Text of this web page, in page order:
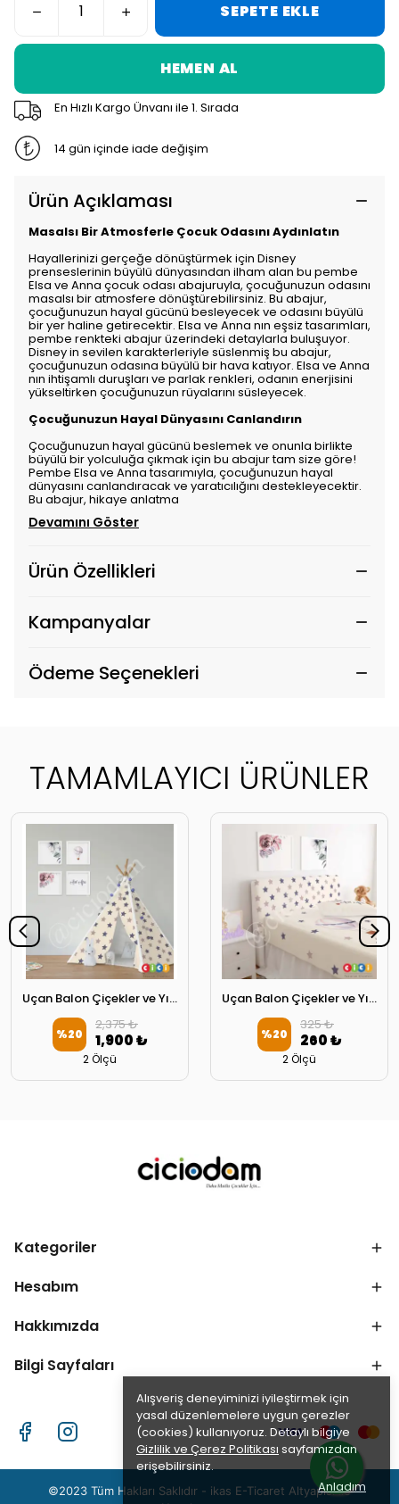
Alışveriş deneyiminizi iyileştirmek için
yasal düzenlemelere uygun çerezler
(cookies) kullanıyoruz. Detaylı bilgiye
Gizlilik ve Çerez Politikası sayfamızdan
erişebilirsiniz.
Anladım
SEPETE EKLE
HEMEN AL
En Hızlı Kargo Ünvanı ile 1. Sırada
14 gün içinde iade değişim
Ürün Açıklaması
Masalsı Bir Atmosferle Çocuk Odasını Aydınlatın
Hayallerinizi gerçeğe dönüştürmek için Disney
prenseslerinin büyülü dünyasından ilham alan bu pembe
Elsa ve Anna çocuk odası abajuruyla, çocuğunuzun odasını
masalsı bir atmosfere dönüştürebilirsiniz. Bu abajur,
çocuğunuzun hayal gücünü besleyecek ve odasını büyülü
bir yer haline getirecektir. Elsa ve Anna nın eşsiz tasarımları,
pembe renkteki abajur üzerindeki detaylarla buluşuyor.
Disney in sevilen karakterleriyle süslenmiş bu abajur,
çocuğunuzun odasına büyülü bir hava katıyor. Elsa ve Anna
nın ihtişamlı duruşları ve parlak renkleri, odanın enerjisini
yükseltirken çocuğunuzun rüyalarını süsleyecek.
Çocuğunuzun Hayal Dünyasını Canlandırın
Çocuğunuzun hayal gücünü beslemek ve onunla birlikte
büyülü bir yolculuğa çıkmak için bu abajur tam size göre!
Pembe Elsa ve Anna tasarımıyla, çocuğunuzun hayal
dünyasını canlandıracak ve yaratıcılığını destekleyecektir.
Bu abajur, hikaye anlatma
Devamını Göster
Ürün Özellikleri
Kampanyalar
Ödeme Seçenekleri
TAMAMLAYICI ÜRÜNLER
Uçan Balon Çiçekler ve Yıldızlar Oyun Çadırı
%20
2,375 ₺
1,900 ₺
2 Ölçü
Uçan Balon Çiçekler ve Yıldızlar Başlık Kılıfı
%20
325 ₺
260 ₺
2 Ölçü
Kategoriler
Hesabım
Hakkımızda
Bilgi Sayfaları
©2023 Tüm Hakları Saklıdır - ikas E-Ticaret Altyapısı ile